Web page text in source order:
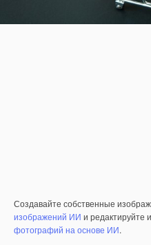
Создавайте собственные
изображений ИИ и редактируйте
фотографий на основе ИИ.